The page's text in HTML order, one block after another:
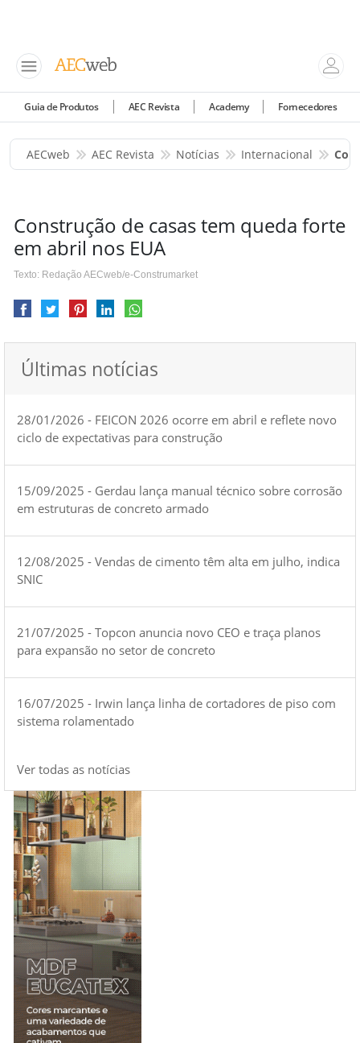
Guia de Produtos AEC Revista Academy Fornecedores
AECweb AEC Revista Notícias Internacional
Construção de casas tem queda forte
em abril nos EUA
Texto: Redação AECweb/e-Construmarket
Últimas notícias
28/01/2026 - FEICON 2026 ocorre em abril e reflete novo
ciclo de expectativas para construção
15/09/2025 - Gerdau lança manual técnico sobre corrosão
em estruturas de concreto armado
12/08/2025 - Vendas de cimento têm alta em julho, indica
SNIC
21/07/2025 - Topcon anuncia novo CEO e traça planos
para expansão no setor de concreto
16/07/2025 - Irwin lança linha de cortadores de piso com
sistema rolamentado
Ver todas as notícias